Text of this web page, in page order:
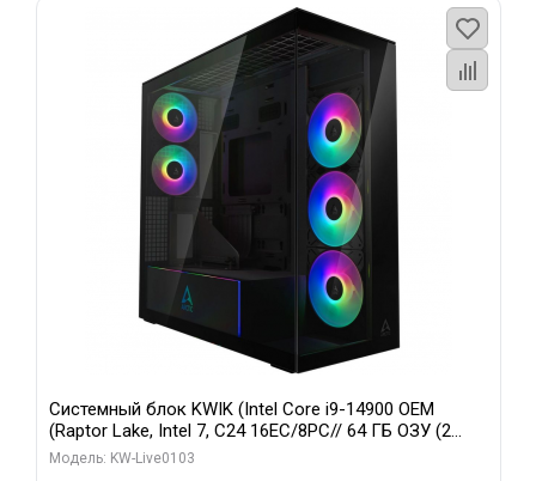
Системный блок KWIK (Intel Core i9-14900 OEM
(Raptor Lake, Intel 7, C24 16EC/8PC// 64 ГБ ОЗУ (2
модуля)/ Afox RTX4090 24GB GDDR6X 384-Bit 3xDP
Модель: KW-Live0103